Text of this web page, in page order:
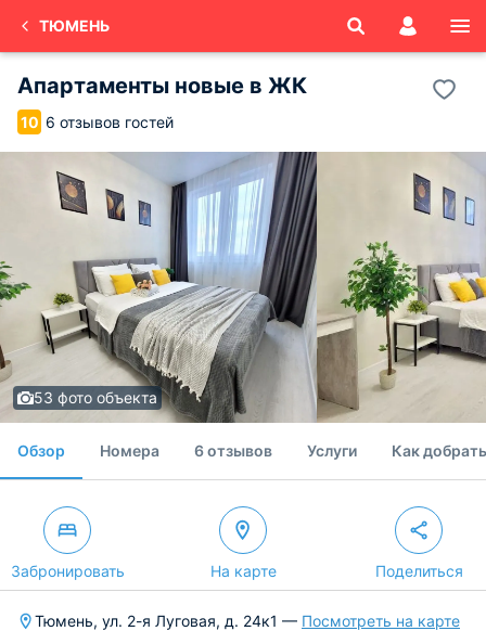
ТЮМЕНЬ
Апартаменты новые в ЖК
10 6 отзывов гостей
53 фото объекта
Обзор Номера 6 отзывов Услуги Как
Забронировать На карте Поделиться
Тюмень, ул. 2-я Луговая, д. 24к1 — Посмотреть на карте